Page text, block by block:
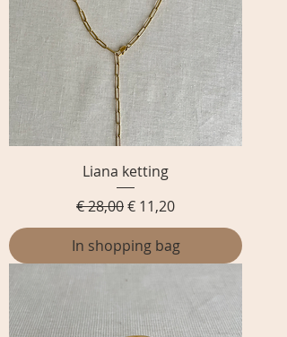
Liana ketting
Normale prijs
€ 28,00Verkoopprijs
€ 11,20
In shopping bag